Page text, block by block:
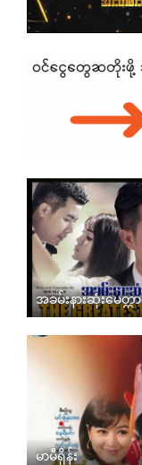
အခမ်းနားဆုံးမေတ္တာ
မာမီရှိန်း